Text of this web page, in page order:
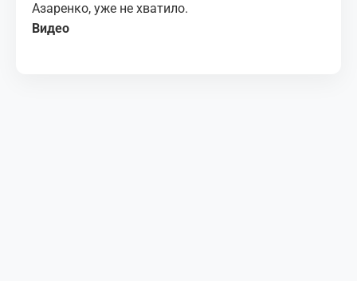
Азаренко, уже не хватило.
Видео